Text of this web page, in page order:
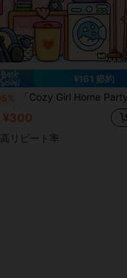
¥161 節約
「Cozy Girl Home Party Coloring Book」1巻 24ページ 20cm×20cm パール光沢表紙 120g厚手中紙 個性的でシンプルかわいいカートゥーン風の洗濯機・掃除用品・ホームラインアート柄 ストレス解消・気分を癒やすレジャーアクティビティノート イースター・母の日・誕生日・新学期シーズンのギフトに最適 ティーンガール向け ルームデコレーションやパーティーギフトバッグの詰め物にもおすすめ
¥300
高リピート率